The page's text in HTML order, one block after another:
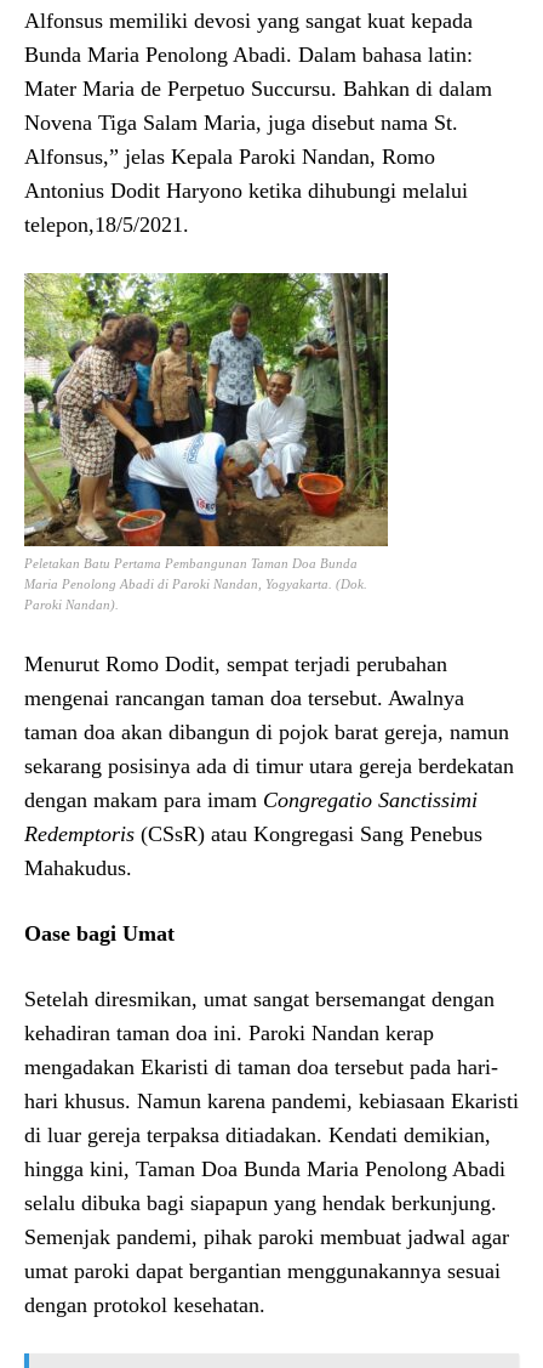
Alfonsus memiliki devosi yang sangat kuat kepada
Bunda Maria Penolong Abadi. Dalam bahasa latin:
Mater Maria de Perpetuo Succursu. Bahkan di dalam
Novena Tiga Salam Maria, juga disebut nama St.
Alfonsus,” jelas Kepala Paroki Nandan, Romo
Antonius Dodit Haryono ketika dihubungi melalui
telepon,18/5/2021.
Peletakan Batu Pertama Pembangunan Taman Doa Bunda
Maria Penolong Abadi di Paroki Nandan, Yogyakarta. (Dok.
Paroki Nandan).
Menurut Romo Dodit, sempat terjadi perubahan
mengenai rancangan taman doa tersebut. Awalnya
taman doa akan dibangun di pojok barat gereja, namun
sekarang posisinya ada di timur utara gereja berdekatan
dengan makam para imam Congregatio Sanctissimi
Redemptoris (CSsR) atau Kongregasi Sang Penebus
Mahakudus.
Oase bagi Umat
Setelah diresmikan, umat sangat bersemangat dengan
kehadiran taman doa ini. Paroki Nandan kerap
mengadakan Ekaristi di taman doa tersebut pada hari-
hari khusus. Namun karena pandemi, kebiasaan Ekaristi
di luar gereja terpaksa ditiadakan. Kendati demikian,
hingga kini, Taman Doa Bunda Maria Penolong Abadi
selalu dibuka bagi siapapun yang hendak berkunjung.
Semenjak pandemi, pihak paroki membuat jadwal agar
umat paroki dapat bergantian menggunakannya sesuai
dengan protokol kesehatan.